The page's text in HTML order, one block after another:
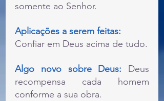
somente ao Senhor.
Aplicações a serem feitas:
Confiar em Deus acima de tudo.
Algo novo sobre Deus: Deus
recompensa cada homem
conforme a sua obra.